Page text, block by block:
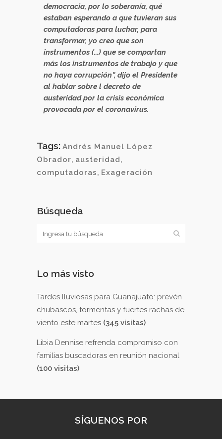
democracia, por lo soberanía, qué
estaban esperando a que tuvieran sus
computadoras para luchar, para
transformar, yo creo que son
instrumentos (…) que se compartan
más los instrumentos de trabajo y que
no haya corrupción”, dijo el Presidente
al hablar sobre l decreto de
austeridad por la crisis económica
provocada por el coronavirus.
Tags: Andrés Manuel López
Obrador, austeridad,
computadoras, Exageración
Búsqueda
Lo más visto
Tardes lluviosas para Guanajuato: prevén
chubascos, tormentas y fuertes rachas de
viento este martes (345 visitas)
Libia Dennise refrenda compromiso con
familias buscadoras en reunión nacional
(100 visitas)
SÍGUENOS POR